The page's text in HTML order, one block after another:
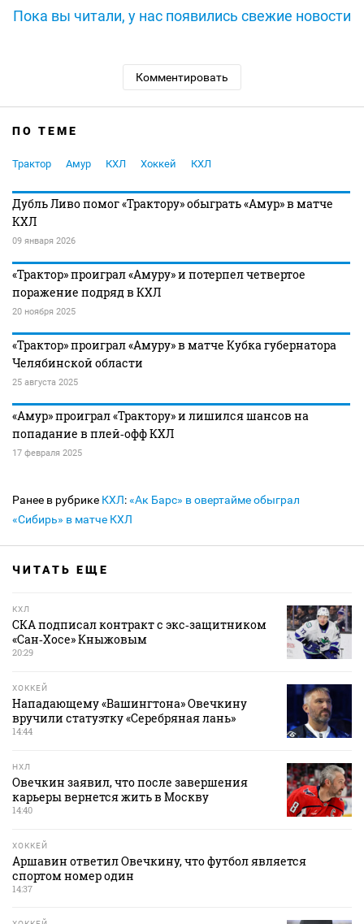
Пока вы читали, у нас появились свежие новости
Комментировать
ПО ТЕМЕ
Трактор Амур КХЛ Хоккей КХЛ
Дубль Ливо помог «Трактору» обыграть «Амур» в матче
КХЛ
09 января 2026
«Трактор» проиграл «Амуру» и потерпел четвертое
поражение подряд в КХЛ
20 ноября 2025
«Трактор» проиграл «Амуру» в матче Кубка губернатора
Челябинской области
25 августа 2025
«Амур» проиграл «Трактору» и лишился шансов на
попадание в плей‑офф КХЛ
17 февраля 2025
Ранее в рубрике КХЛ:«Ак Барс» в овертайме обыграл
«Сибирь» в матче КХЛ
ЧИТАТЬ ЕЩЕ
КХЛ
СКА подписал контракт с экс‑защитником
«Сан‑Хосе» Кныжовым
20:29
ХОККЕЙ
Нападающему «Вашингтона» Овечкину
вручили статуэтку «Серебряная лань»
14:44
НХЛ
Овечкин заявил, что после завершения
карьеры вернется жить в Москву
14:40
ХОККЕЙ
Аршавин ответил Овечкину, что футбол является
спортом номер один
14:37